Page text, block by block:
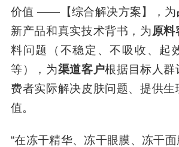
价值 ——【综合解决方案】，为
新产品和真实技术背书，为原料
料问题（不稳定、不吸收、起
等），为渠道客户根据目标人群
费者实际解决皮肤问题、提供生
值。
“在冻干精华、冻干眼膜、冻干面